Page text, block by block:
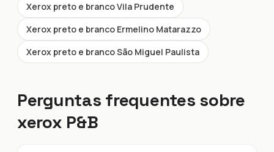
Xerox preto e branco Vila Prudente
Xerox preto e branco Ermelino Matarazzo
Xerox preto e branco São Miguel Paulista
Perguntas frequentes sobre
xerox P&B